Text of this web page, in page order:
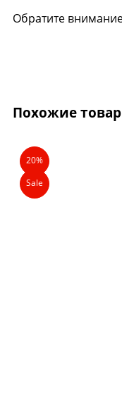
Обратите
Похожие
20%
Sale